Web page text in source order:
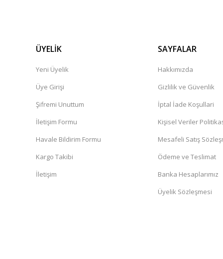
ÜYELİK
Yeni Üyelik
Üye Girişi
Şifremi Unuttum
İletişim Formu
Havale Bildirim Formu
Kargo Takibi
İletişim
SAYFALAR
Hakkımızda
Gizlilik ve Güvenlik
İptal İade Koşullari
Kişisel Veriler
Mesafeli Satış
Ödeme ve Teslimat
Banka Hesaplarımız
Üyelik Sözleşmesi